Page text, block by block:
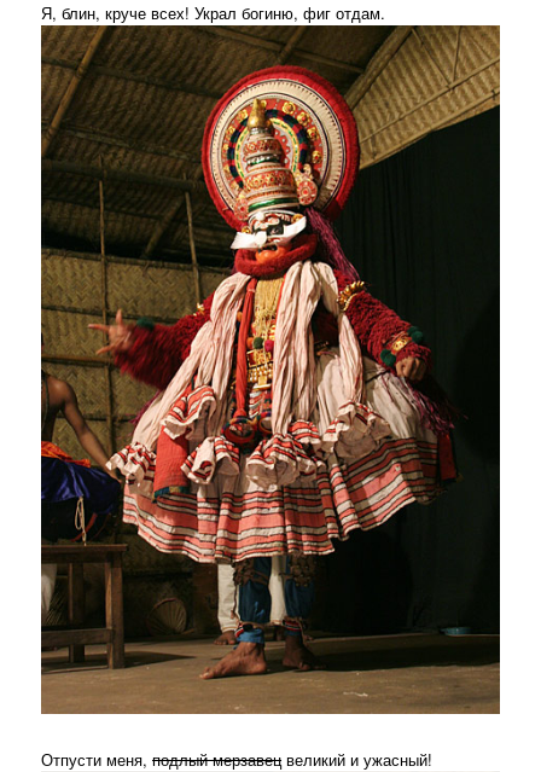
Я, блин, круче всех! Украл богиню, фиг отдам.
Отпусти меня,подлый мерзавец великий и ужасный!